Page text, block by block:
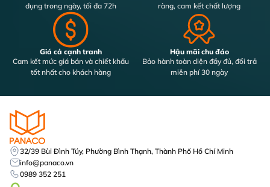
dụng trong ngày, tối đa 72h
ràng, cam kết chất lượng
Giá cả cạnh tranh
Cam kết mức giá bán và chiết khấu
tốt nhất cho khách hàng
Hậu mãi chu đáo
Bảo hành toàn diện đầy đủ, đổi trả
miễn phí 30 ngày
32/39 Bùi Đình Túy, Phường Bình Thạnh, Thành Phố Hồ Chí Minh
info@panaco.vn
0989 352 251